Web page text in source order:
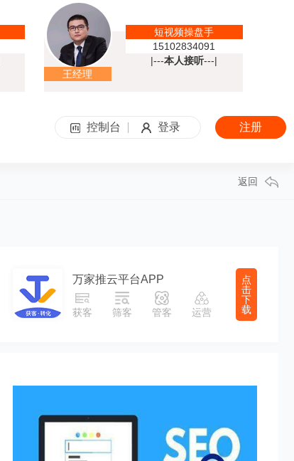
王经理
短视频操盘手
15102834091
|---本人接听---|
控制台 登录 注册
返回
万家推云平台APP
获客 筛客 管客 运营
点
击
下
载